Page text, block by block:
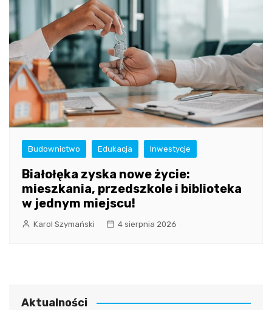
Budownictwo Edukacja Inwestycje
Białołęka zyska nowe życie:
mieszkania, przedszkole i biblioteka
w jednym miejscu!
Karol Szymański 4 sierpnia 2026
Aktualności